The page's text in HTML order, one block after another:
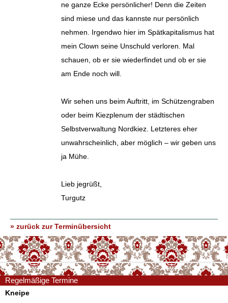
ne ganze Ecke persönlicher! Denn die Zeiten
sind miese und das kannste nur persönlich
nehmen. Irgendwo hier im Spätkapitalismus hat
mein Clown seine Unschuld verloren. Mal
schauen, ob er sie wiederfindet und ob er sie
am Ende noch will.
Wir sehen uns beim Auftritt, im Schützengraben
oder beim Kiezplenum der städtischen
Selbstverwaltung Nordkiez. Letzteres eher
unwahrscheinlich, aber möglich – wir geben uns
ja Mühe.
Lieb jegrüßt,
Turgutz
» zurück zur Terminübersicht
Regelmäßige Termine
Kneipe